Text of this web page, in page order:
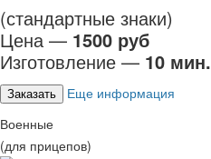
(стандартные знаки)
Цена — 1500 руб
Изготовление — 10 мин.
Заказать
Еще информация
Военные
(для прицепов)